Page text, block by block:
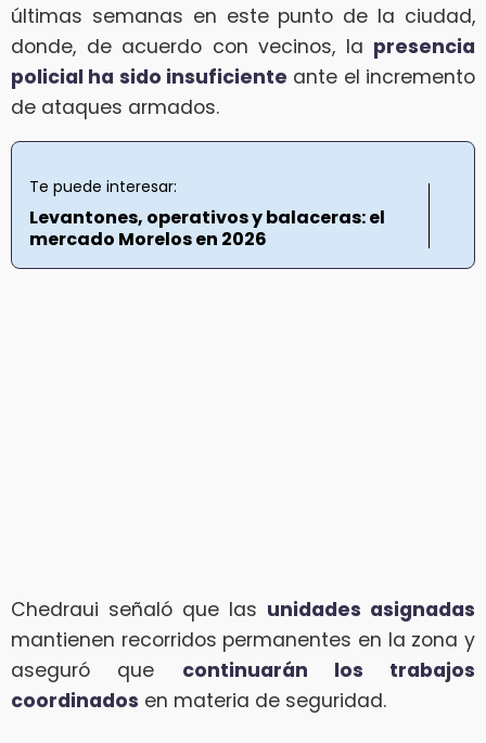
últimas semanas en este punto de la ciudad,
donde, de acuerdo con vecinos, la presencia
policial ha sido insuficiente ante el incremento
de ataques armados.
Te puede interesar:
Levantones, operativos y balaceras: el
mercado Morelos en 2026
Chedraui señaló que las unidades asignadas
mantienen recorridos permanentes en la zona y
aseguró que continuarán los trabajos
coordinados en materia de seguridad.